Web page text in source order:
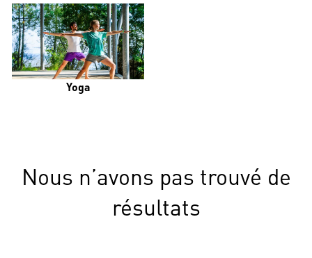
Yoga
Nous n’avons pas trouvé de
résultats